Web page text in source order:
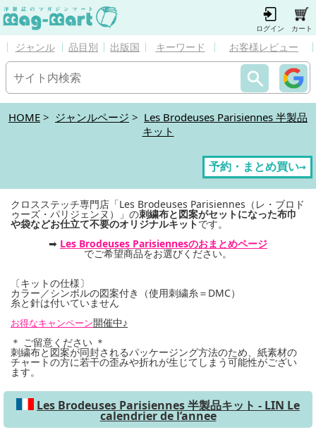
ログイン カート
ジャンル 品目別 出版国 キーワード お客様レビュー
HOME > ジャンルページ > Les Brodeuses Parisiennes 半製品
キット
予約・まとめ買い→
クロスステッチ専門店「Les Brodeuses Parisiennes（レ・ブロド
ゥーズ・パリジェンヌ）」の刺繍布と図案がセットになった布巾
や袋などお仕立て不要のオリジナルキットです。
➡ Les Brodeuses Parisiennesのおまとめページ
でご希望商品をお選びください。
〔キットの仕様〕
カラー／シンボルの図案付き（使用刺繍糸＝DMC）
糸と針は付いていません
お得なキャンペーン開催中♪
＊ ご留意ください ＊
刺繍布と図案が同封されるパッケージング方法のため、紙素材の
チャートの方に若干の歪みや折れが生じてしまう可能性がござい
ます。
Les Brodeuses Parisiennes 半製品キット - LIN Le
calendrier de l’annee